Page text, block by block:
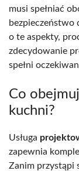
musi spełniać
o te aspekty,
zdecydowanie
spełni
Co
kuchni?
Usługa
zapewnia
Zanim przystąpi